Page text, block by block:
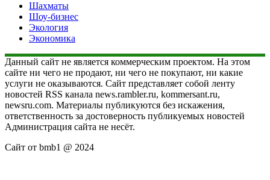
Шахматы
Шоу-бизнес
Экология
Экономика
Данный сайт не является коммерческим проектом. На этом
сайте ни чего не продают, ни чего не покупают, ни какие
услуги не оказываются. Сайт представляет собой ленту
новостей RSS канала news.rambler.ru, kommersant.ru,
newsru.com. Материалы публикуются без искажения,
ответственность за достоверность публикуемых новостей
Администрация сайта не несёт.
Сайт от bmb1 @ 2024